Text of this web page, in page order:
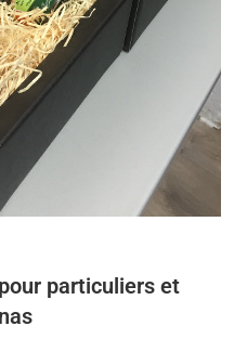
particuliers et